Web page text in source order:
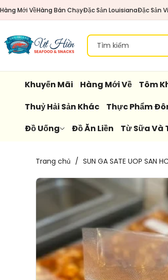
Đến Nội
Dung
Hàng Mới VềHàng Bán ChạyĐặc Sản LouisianaĐặc Sản
Tìm kiếm
Khuyến Mãi Hàng Mới Về Tôm
Thuỷ Hải Sản Khác
Thực Phẩm
Đồ Uống
Đồ Ăn Liền Từ Sữa Và
Trang chủ / SUN GA SATE UOP SAN
Chuyển
Thông
Phẩm